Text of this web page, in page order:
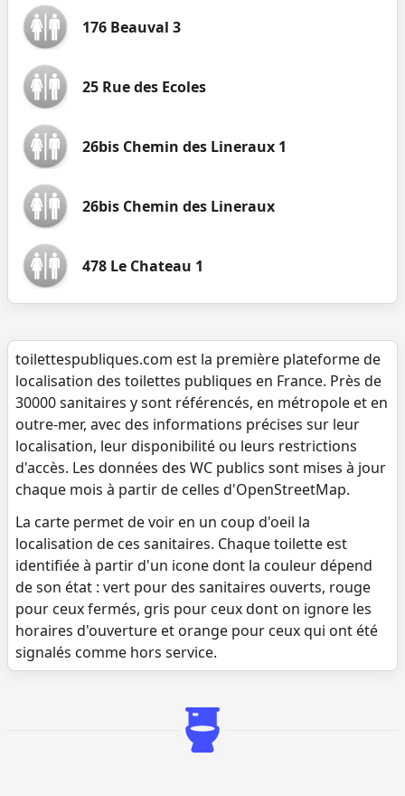
176 Beauval 3
25 Rue des Ecoles
26bis Chemin des Lineraux 1
26bis Chemin des Lineraux
478 Le Chateau 1
toilettespubliques.com est la première plateforme de
localisation des toilettes publiques en France. Près de
30000 sanitaires y sont référencés, en métropole et en
outre-mer, avec des informations précises sur leur
localisation, leur disponibilité ou leurs restrictions
d'accès. Les données des WC publics sont mises à jour
chaque mois à partir de celles d'OpenStreetMap.
La carte permet de voir en un coup d'oeil la
localisation de ces sanitaires. Chaque toilette est
identifiée à partir d'un icone dont la couleur dépend
de son état : vert pour des sanitaires ouverts, rouge
pour ceux fermés, gris pour ceux dont on ignore les
horaires d'ouverture et orange pour ceux qui ont été
signalés comme hors service.